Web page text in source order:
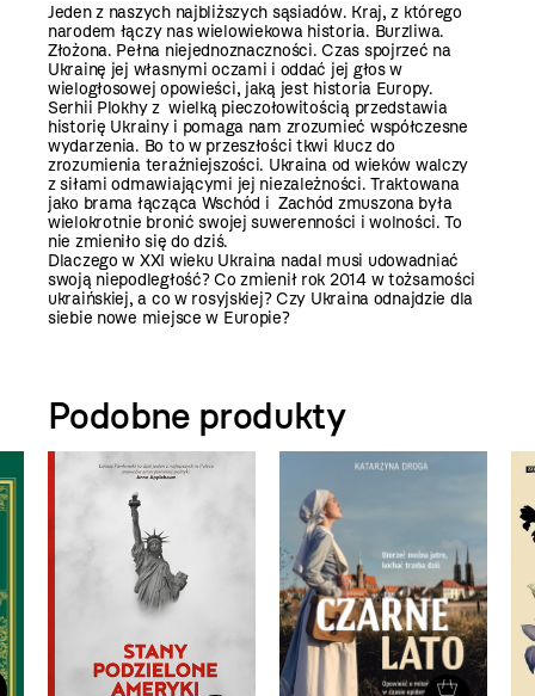
Jeden z naszych najbliższych sąsiadów. Kraj, z którego
narodem łączy nas wielowiekowa historia. Burzliwa.
Złożona. Pełna niejednoznaczności. Czas spojrzeć na
Ukrainę jej własnymi oczami i oddać jej głos w
wielogłosowej opowieści, jaką jest historia Europy.
Serhii Plokhy z wielką pieczołowitością przedstawia
historię Ukrainy i pomaga nam zrozumieć współczesne
wydarzenia. Bo to w przeszłości tkwi klucz do
zrozumienia teraźniejszości. Ukraina od wieków walczy
z siłami odmawiającymi jej niezależności. Traktowana
jako brama łącząca Wschód i Zachód zmuszona była
wielokrotnie bronić swojej suwerenności i wolności. To
nie zmieniło się do dziś.
Dlaczego w XXI wieku Ukraina nadal musi udowadniać
swoją niepodległość? Co zmienił rok 2014 w tożsamości
ukraińskiej, a co w rosyjskiej? Czy Ukraina odnajdzie dla
siebie nowe miejsce w Europie?
Podobne produkty